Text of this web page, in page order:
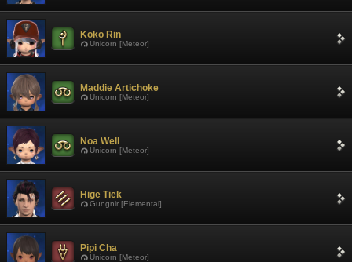
Koko Rin
Unicorn [Meteor]
Maddie Artichoke
Unicorn [Meteor]
Noa Well
Unicorn [Meteor]
Hige Tiek
Gungnir [Elemental]
Pipi Cha
Unicorn [Meteor]